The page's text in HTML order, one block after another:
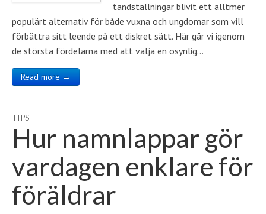
tandställningar blivit ett alltmer
populärt alternativ för både vuxna och ungdomar som vill
förbättra sitt leende på ett diskret sätt. Här går vi igenom
de största fördelarna med att välja en osynlig…
Read more →
TIPS
Hur namnlappar gör
vardagen enklare för
föräldrar